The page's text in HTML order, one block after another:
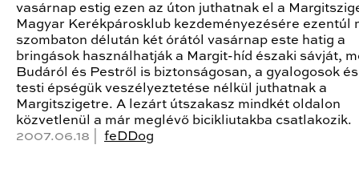
vasárnap estig ezen az úton juthatnak el a
Magyar Kerékpárosklub kezdeményezésére ezentúl
szombaton délután két órától vasárnap este hatig a
bringások használhatják a Margit-híd északi sávját,
Budáról és Pestről is biztonságosan, a gyalogosok
testi épségük veszélyeztetése nélkül juthatnak a
Margitszigetre. A lezárt útszakasz mindkét oldalon
közvetlenül a már meglévő bicikliutakba csatlakozik.
2007.06.18 | feDDog